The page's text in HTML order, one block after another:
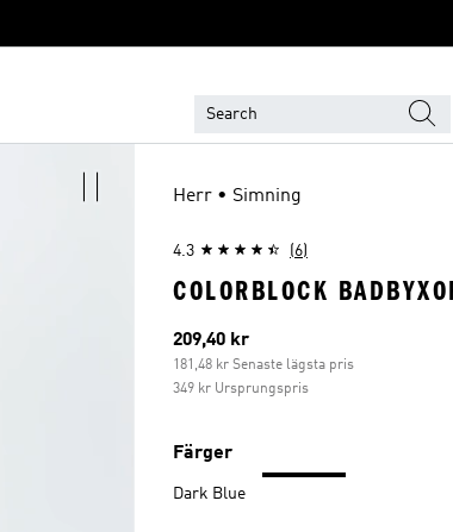
Herr • Simning
4.3 (6)
COLORBLOCK
Aktuellt pris
209,40 kr
181,48 kr Senaste lägsta pris
349 kr Ursprungspris
Färger
Dark Blue